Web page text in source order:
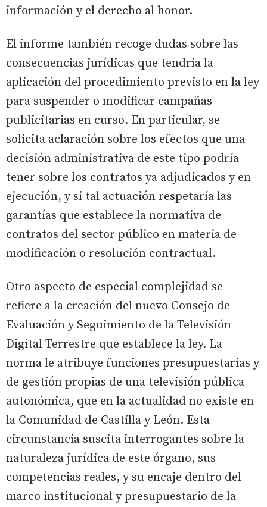
información y el derecho al honor.
El informe también recoge dudas sobre las
consecuencias jurídicas que tendría la
aplicación del procedimiento previsto en la ley
para suspender o modificar campañas
publicitarias en curso. En particular, se
solicita aclaración sobre los efectos que una
decisión administrativa de este tipo podría
tener sobre los contratos ya adjudicados y en
ejecución, y si tal actuación respetaría las
garantías que establece la normativa de
contratos del sector público en materia de
modificación o resolución contractual.
Otro aspecto de especial complejidad se
refiere a la creación del nuevo Consejo de
Evaluación y Seguimiento de la Televisión
Digital Terrestre que establece la ley. La
norma le atribuye funciones presupuestarias y
de gestión propias de una televisión pública
autonómica, que en la actualidad no existe en
la Comunidad de Castilla y León. Esta
circunstancia suscita interrogantes sobre la
naturaleza jurídica de este órgano, sus
competencias reales, y su encaje dentro del
marco institucional y presupuestario de la